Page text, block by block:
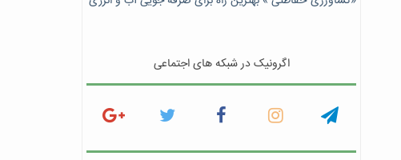
اگرونیک در شبکه های اجتماعی